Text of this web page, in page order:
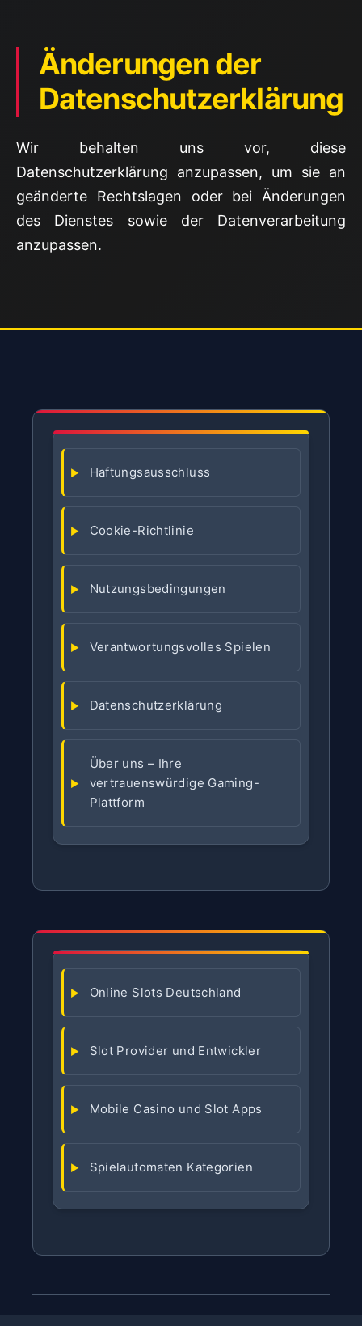
Änderungen der
Datenschutzerklärung
Wir behalten uns vor, diese
Datenschutzerklärung anzupassen, um sie an
geänderte Rechtslagen oder bei Änderungen
des Dienstes sowie der Datenverarbeitung
anzupassen.
Haftungsausschluss
Cookie-Richtlinie
Nutzungsbedingungen
Verantwortungsvolles Spielen
Datenschutzerklärung
Über uns – Ihre
vertrauenswürdige Gaming-
Plattform
Online Slots Deutschland
Slot Provider und Entwickler
Mobile Casino und Slot Apps
Spielautomaten Kategorien